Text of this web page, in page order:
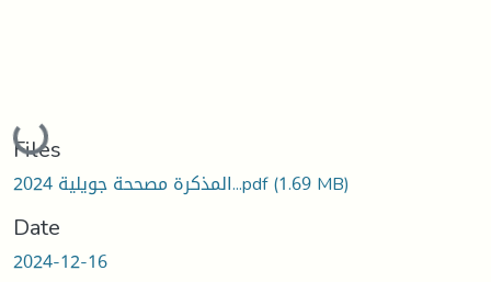
Loading...
Files
المذكرة مصححة جويلية 2024...pdf(1.69 MB)
Date
2024-12-16